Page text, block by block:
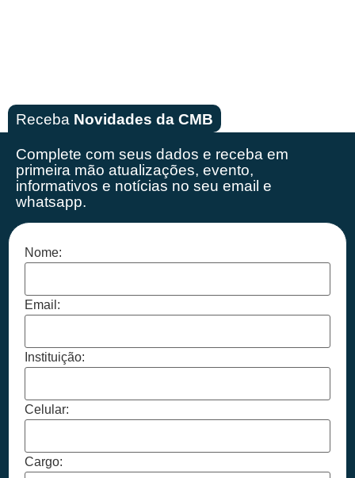
Receba Novidades da CMB
Complete com seus dados e receba em
primeira mão atualizações, evento,
informativos e notícias no seu email e
whatsapp.
Nome:
Email:
Instituição:
Celular:
Cargo: